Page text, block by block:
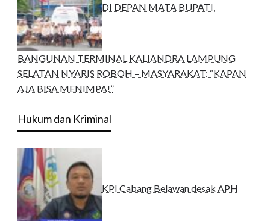
DI DEPAN MATA BUPATI,
BANGUNAN TERMINAL KALIANDRA LAMPUNG
SELATAN NYARIS ROBOH – MASYARAKAT: “KAPAN
AJA BISA MENIMPA!”
Hukum dan Kriminal
KPI Cabang Belawan desak APH